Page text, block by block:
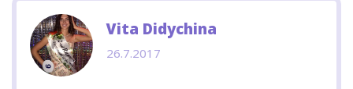
Vita Didychina
26.7.2017